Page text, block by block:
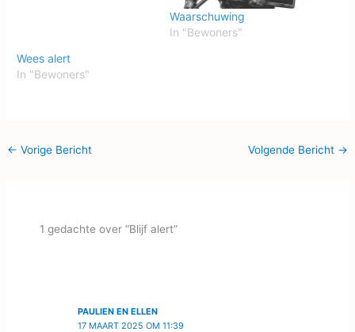
Waarschuwing
In "Bewoners"
Wees alert
In "Bewoners"
← Vorige Bericht Volgende Bericht →
1 gedachte over “Blijf alert”
PAULIEN EN ELLEN
17 MAART 2025 OM 11:39